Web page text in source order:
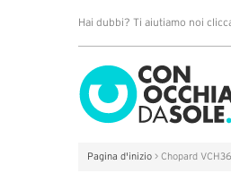
Hai dubbi? Ti aiutiamo noi
Pagina d'inizio > Chopard